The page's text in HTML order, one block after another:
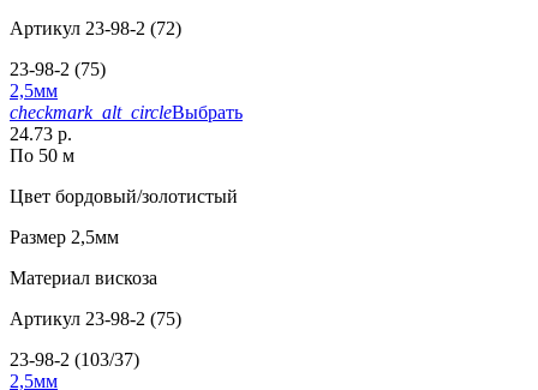
Артикул 23-98-2 (72)
23-98-2 (75)
2,5мм
checkmark_alt_circleВыбрать
24.73 р.
По 50 м
Цвет бордовый/золотистый
Размер 2,5мм
Материал вискоза
Артикул 23-98-2 (75)
23-98-2 (103/37)
2,5мм